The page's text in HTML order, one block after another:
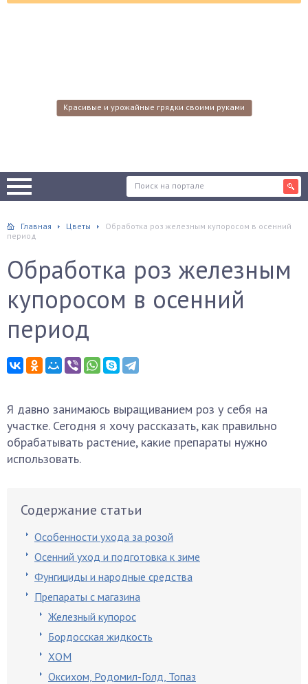
Красивые и урожайные грядки своими руками
Главная Цветы
Обработка роз железным купоросом в осенний
период
Обработка роз железным
купоросом в осенний
период
Я давно занимаюсь выращиванием роз у себя на
участке. Сегодня я хочу рассказать, как правильно
обрабатывать растение, какие препараты нужно
использовать.
Содержание статьи
Особенности ухода за розой
Осенний уход и подготовка к зиме
Фунгициды и народные средства
Препараты с магазина
Железный купорос
Бордосская жидкость
ХОМ
Оксихом, Родомил-Голд, Топаз